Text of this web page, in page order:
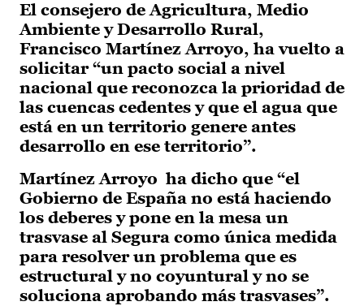
El consejero de Agricultura, Medio
Ambiente y Desarrollo Rural,
Francisco Martínez Arroyo, ha vuelto a
solicitar “un pacto social a nivel
nacional que reconozca la prioridad de
las cuencas cedentes y que el agua que
está en un territorio genere antes
desarrollo en ese territorio”.
Martínez Arroyo ha dicho que “el
Gobierno de España no está haciendo
los deberes y pone en la mesa un
trasvase al Segura como única medida
para resolver un problema que es
estructural y no coyuntural y no se
soluciona aprobando más trasvases”.